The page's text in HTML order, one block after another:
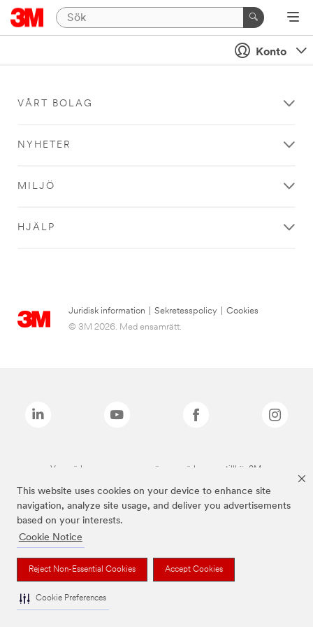
This website uses cookies on your device to enhance site
navigation, analyze site usage, and deliver you advertisements
based on your interests.
Cookie Notice
Reject Non-Essential Cookies Accept Cookies
Cookie Preferences
Konto
VÅRT BOLAG
NYHETER
MILJÖ
HJÄLP
Juridisk information Sekretesspolicy
Cookies
© 3M 2026. Med ensamrätt.
Varumärken som anges ovan är varumärken som tillhör 3M.